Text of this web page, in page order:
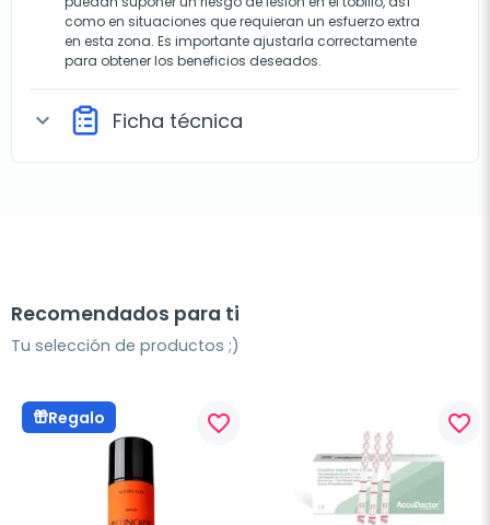
como en situaciones que requieran un esfuerzo extra
en esta zona. Es importante ajustarla correctamente
para obtener los beneficios deseados.
expand_more Ficha técnica
Recomendados para ti
Tu selección de productos ;)
Regalo favorite_border favorite_border